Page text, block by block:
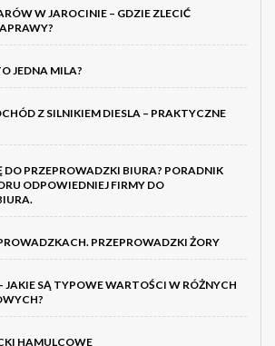
W JAROCINIE – GDZIE ZLECIĆ
JEDNA MILA?
Z SILNIKIEM DIESLA – PRAKTYCZNE
DO PRZEPROWADZKI BIURA? PORADNIK
ODPOWIEDNIEJ FIRMY DO
PRZEPROWADZKI ŻORY
JAKIE SĄ TYPOWE WARTOŚCI W RÓŻNYCH
HAMULCOWE